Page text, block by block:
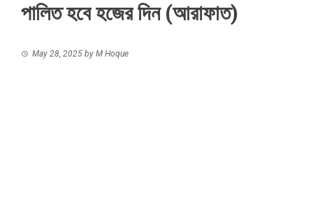
পালিত হবে হজের দিন (আরাফাত)
May 28, 2025 by M Hoque